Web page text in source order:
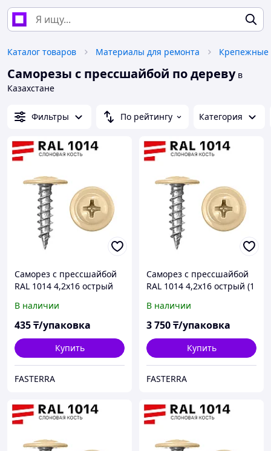
Каталог товаров Материалы для ремонта Крепежные
Саморезы с прессшайбой по деревув
Казахстане
Фильтры По рейтингу Категория
Саморез с прессшайбой
RAL 1014 4,2х16 острый
В наличии
435₸/упаковка
Купить
FASTERRA
Саморез с прессшайбой
RAL 1014 4,2х16 острый (1
В наличии
3 750₸/упаковка
Купить
FASTERRA